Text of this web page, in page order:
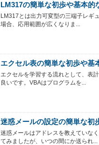
LM317の簡単な初歩や基本的
LM317とは出力可変型の三端子レギ
場合、応用範囲が広くなりま...
エクセル表の簡単な初歩や基
エクセルを学習する流れとして、表
良いです。VBAはプログラムを...
迷惑メールの設定の簡単な初
迷惑メールはアドレスを教えていな
てみましたが、いつの間にか送られ...